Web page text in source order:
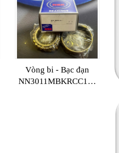
Vòng bi - Bạc đạn
NN3011MBKRCC1P4